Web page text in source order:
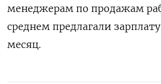
менеджерам по продажам
среднем предлагали
месяц.